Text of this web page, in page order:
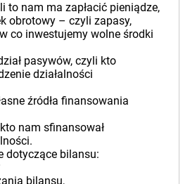
to nam ma zapłacić pieniądze,
obrotowy – czyli zapasy,
co inwestujemy wolne środki
pasywów, czyli kto
działalności
źródła finansowania
nam sfinansował
dotyczące bilansu:
bilansu,